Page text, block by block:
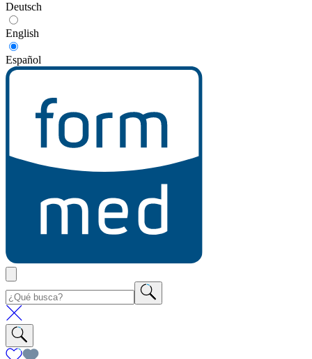
Deutsch
English
Español